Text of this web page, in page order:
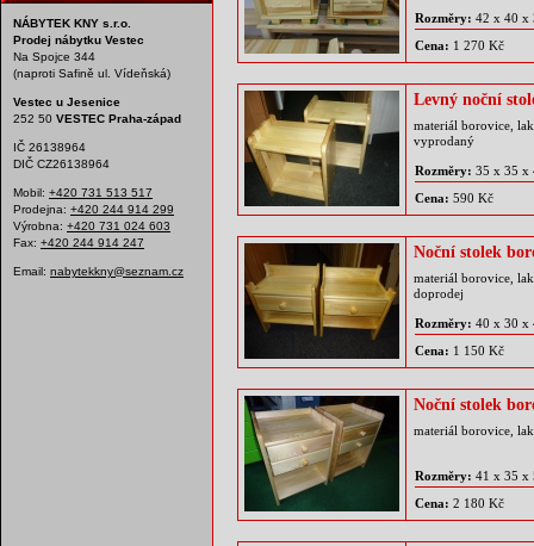
NÁBYTEK KNY s.r.o.
Prodej nábytku Vestec
Na Spojce 344
(naproti Safině ul. Vídeňská)
Vestec u Jesenice
252 50 VESTEC Praha-západ
IČ 26138964
DIČ CZ26138964
Mobil: +420 731 513 517
Prodejna: +420 244 914 299
Výrobna: +420 731 024 603
Fax: +420 244 914 247
Email: nabytekkny@seznam.cz
Rozměry: 42 x 40 x
Cena: 1 270 Kč
Levný noční
materiál borovice,
vyprodaný
Rozměry: 35 x 35 x
Cena: 590 Kč
Noční stolek
materiál borovice,
doprodej
Rozměry: 40 x 30 x
Cena: 1 150 Kč
Noční stolek
materiál borovice,
Rozměry: 41 x 35 x
Cena: 2 180 Kč